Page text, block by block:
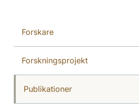
Forskare
Forskningsprojekt
Publikationer